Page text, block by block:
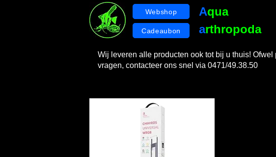
Webshop
Cadeaubon
Aqua
arthropoda
Wij leveren alle producten ook tot bij u thuis!
vragen, contacteer ons snel via 0471/49.38.50